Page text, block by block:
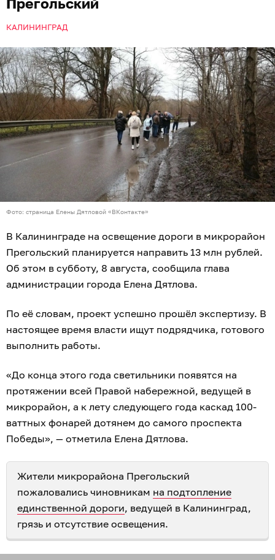
КАЛИНИНГРАД
Фото: страница Елены Дятловой «ВКонтакте»
В Калининграде на освещение дороги в микрорайон
Прегольский планируется направить 13 млн рублей.
Об этом в субботу, 8 августа, сообщила глава
администрации города Елена Дятлова.
По её словам, проект успешно прошёл экспертизу. В
настоящее время власти ищут подрядчика, готового
выполнить работы.
«До конца этого года светильники появятся на
протяжении всей Правой набережной, ведущей в
микрорайон, а к лету следующего года каскад 100-
ваттных фонарей дотянем до самого проспекта
Победы», — отметила Елена Дятлова.
Жители микрорайона Прегольский
пожаловались чиновникам на подтопление
единственной дороги, ведущей в Калининград,
грязь и отсутствие освещения.